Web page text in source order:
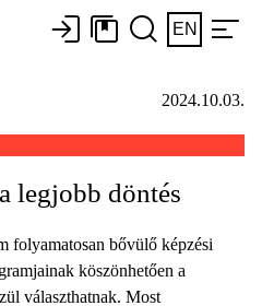
EN
2024.10.03.
legjobb döntés
folyamatosan bővülő képzési
köszönhetően a
választhatnak. Most